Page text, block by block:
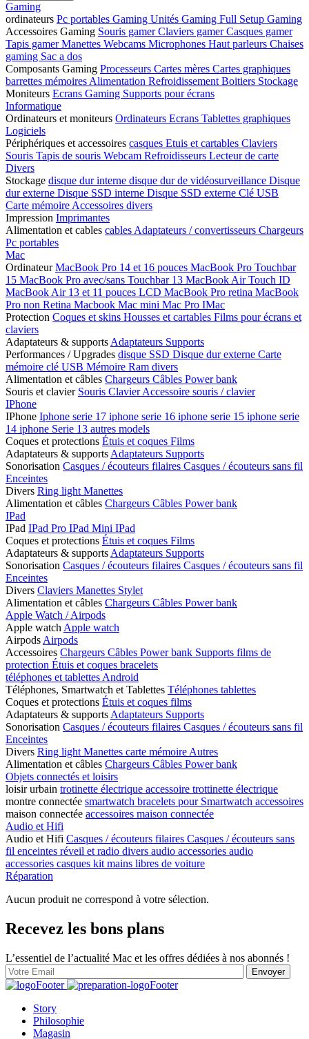
Gaming
ordinateurs Pc portables Gaming Unités Gaming Full Setup Gaming
Accessoires Gaming Souris gamerClaviers gamerCasques gamer
Tapis gamerManettes Webcams Microphones Haut parleurs Chaises
gaming Sac a dos
Composants Gaming Processeurs Cartes mères Cartes graphiques
barrettes mémoires Alimentation Refroidissement Boitiers Stockage
Moniteurs Ecrans Gaming Supports pour écrans
Informatique
Ordinateurs et moniteurs Ordinateurs Ecrans Tablettes graphiques
Logiciels
Périphériques et accessoires casques Etuis et cartables Claviers
Souris Tapis de souris Webcam Refroidisseurs Lecteur de carte
Divers
Stockage disque dur interne disque dur de vidéosurveillance Disque
dur externe Disque SSD interne Disque SSD externe Clé USB
Carte mémoire Accessoires divers
Impression Imprimantes
Alimentation et cables cables Adaptateurs / convertisseurs Chargeurs
Pc portables
Mac
OrdinateurMacBook Pro 14 et 16 pouces MacBook Pro Touchbar
15 MacBook Pro avec/sans Touchbar 13 MacBook Air Touch ID
MacBook Air 13 et 11 pouces LCD MacBook Pro retina MacBook
Pro non Retina Macbook Mac mini Mac Pro IMac
Protection Coques et skins Housses et cartables Films pour écrans et
claviers
Adaptateurs & supports Adaptateurs Supports
Performances / Upgrades disque SSD Disque dur externe Carte
mémoire clé USB Mémoire Ram divers
Alimentation et câbles Chargeurs Câbles Power bank
Souris et clavier Souris ClavierAccessoire souris / clavier
IPhone
IPhone Iphone serie 17 iphone serie 16 iphone serie 15 iphone serie
14 iphone Serie 13 autres models
Coques et protections Étuis et coques Films
Adaptateurs & supports Adaptateurs Supports
Sonorisation Casques / écouteurs filaires Casques / écouteurs sans fil
Enceintes
Divers Ring light Manettes
Alimentation et câbles Chargeurs Câbles Power bank
IPad
IPad IPad Pro IPad Mini IPad
Coques et protections Étuis et coques Films
Adaptateurs & supports Adaptateurs Supports
Sonorisation Casques / écouteurs filaires Casques / écouteurs sans fil
Enceintes
Divers Claviers Manettes Stylet
Alimentation et câbles Chargeurs Câbles Power bank
Apple Watch / Airpods
Apple watch Apple watch
Airpods Airpods
Accessoires Chargeurs Câbles Power bank Supports films de
protection Étuis et coques bracelets
téléphones et tablettes Android
Téléphones, Smartwatch et Tablettes Téléphones tablettes
Coques et protections Étuis et coques films
Adaptateurs & supports Adaptateurs Supports
Sonorisation Casques / écouteurs filaires Casques / écouteurs sans fil
Enceintes
Divers Ring light Manettes carte mémoire Autres
Alimentation et câbles Chargeurs Câbles Power bank
Objets connectés et loisirs
loisir urbain trotinette électrique accessoire trottinette électrique
montre connectée smartwatch bracelets pour Smartwatch accessoires
maison connectée accessoires maison connectée
Audio et Hifi
Audio et Hifi Casques / écouteurs filaires Casques / écouteurs sans
fil enceintes réveil et radio divers audio accessories audio
accessories casques kit mains libres de voiture
Réparation
Aucun produit ne correspond à votre sélection.
Recevez les bons plans
L’essentiel de l’actualité Mac et les offres dédiées à nos abonnés !
Story
Philosophie
Magasin